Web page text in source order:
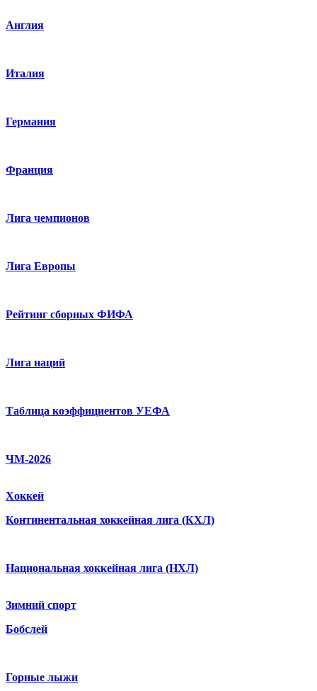
Англия
Италия
Германия
Франция
Лига чемпионов
Лига Европы
Рейтинг сборных ФИФА
Лига наций
Таблица коэффициентов УЕФА
ЧМ-2026
Хоккей
Континентальная хоккейная лига (КХЛ)
Национальная хоккейная лига (НХЛ)
Зимний спорт
Бобслей
Горные лыжи